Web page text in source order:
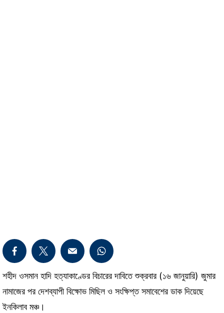
শহীদ ওসমান হাদি হত্যাকাণ্ডের বিচারের দাবিতে শুক্রবার (১৬ জানুয়ারি) জুমার
নামাজের পর দেশব্যাপী বিক্ষোভ মিছিল ও সংক্ষিপ্ত সমাবেশের ডাক দিয়েছে
ইনকিলাব মঞ্চ।